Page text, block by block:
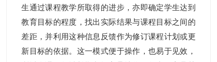
生通过课程教学所取得的进步，亦即确定学生达到
教育目标的程度，找出实际结果与课程目标之间的
差距，并利用这种信息反馈作为修订课程计划或更
新目标的依据。这一模式便于操作，也易于见效，